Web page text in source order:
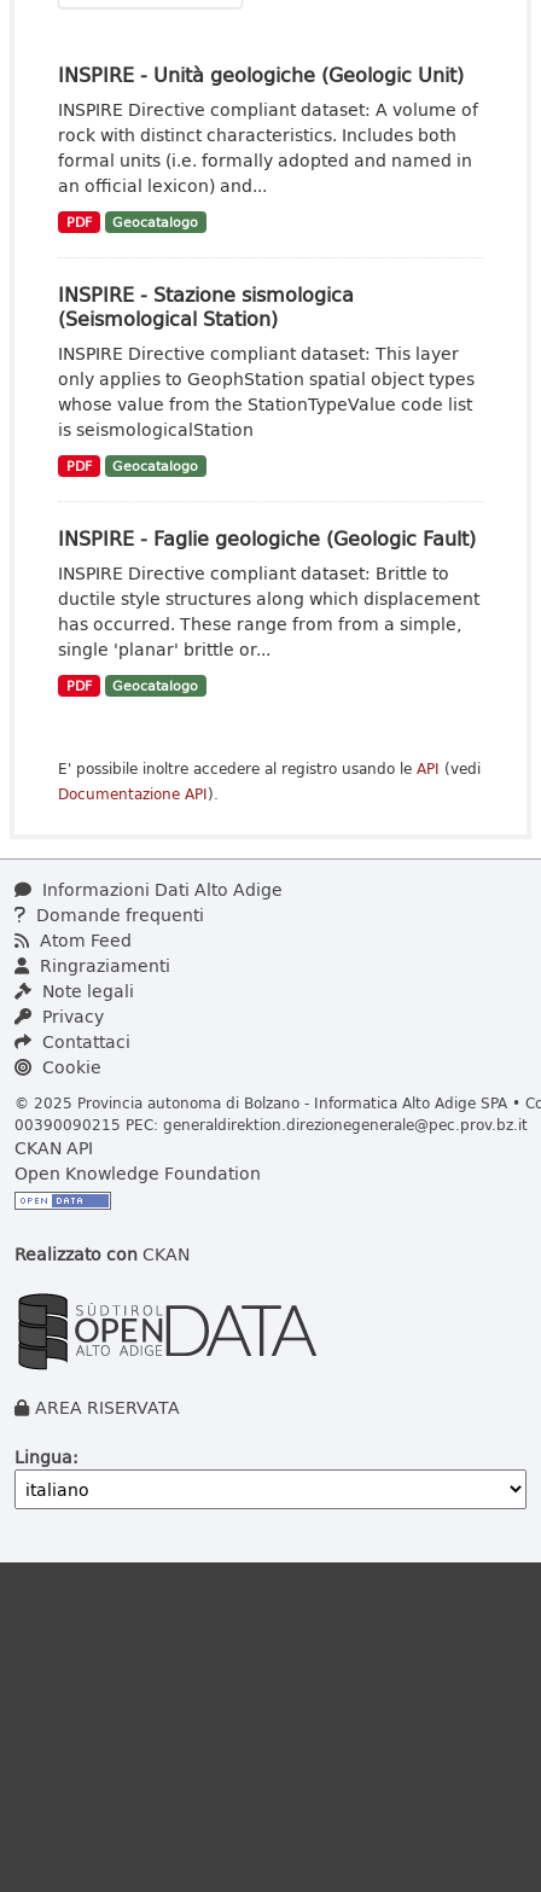
INSPIRE - Unità geologiche (Geologic Unit)
INSPIRE Directive compliant dataset: A volume of
rock with distinct characteristics. Includes both
formal units (i.e. formally adopted and named in
an official lexicon) and...
PDF Geocatalogo
INSPIRE - Stazione sismologica
(Seismological Station)
INSPIRE Directive compliant dataset: This layer
only applies to GeophStation spatial object types
whose value from the StationTypeValue code list
is seismologicalStation
PDF Geocatalogo
INSPIRE - Faglie geologiche (Geologic Fault)
INSPIRE Directive compliant dataset: Brittle to
ductile style structures along which displacement
has occurred. These range from from a simple,
single 'planar' brittle or...
PDF Geocatalogo
E' possibile inoltre accedere al registro usando le API (vedi
Documentazione API).
Informazioni Dati Alto Adige
Domande frequenti
Atom Feed
Ringraziamenti
Note legali
Privacy
Contattaci
Cookie
© 2025 Provincia autonoma di Bolzano - Informatica Alto Adige SPA •
00390090215 PEC: generaldirektion.direzionegenerale@pec.prov.bz.it
CKAN API
Open Knowledge Foundation
Realizzato conCKAN
AREA RISERVATA
Lingua